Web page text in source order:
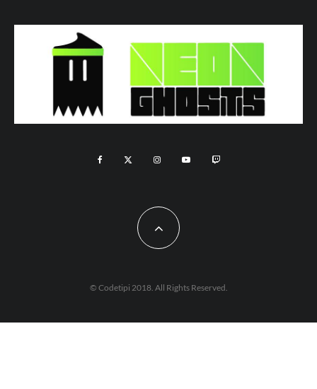
© Codetipi 2018. All Rights Reserved.